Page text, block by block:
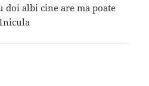
doi albi cine are ma poate